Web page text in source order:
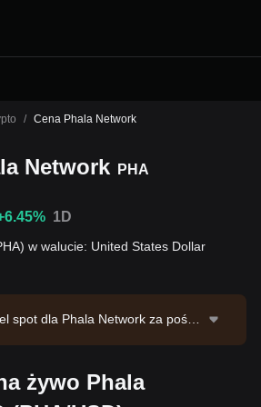
/ Cena Phala Network
Network PHA
1D
w walucie: United States Dollar
spot dla Phala Network za pośre
$38,811.85. Phala Network
w wysokości $19,605,148.57
żywo Phala